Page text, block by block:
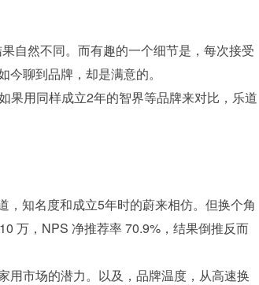
自然不同。而有趣的一个细节是，每次接受
聊到品牌，却是满意的。
果用同样成立2年的智界等品牌来对比，乐道
知名度和成立5年时的蔚来相仿。但换个角
万，NPS 净推荐率 70.9%，结果倒推反而
用市场的潜力。以及，品牌温度，从高速换